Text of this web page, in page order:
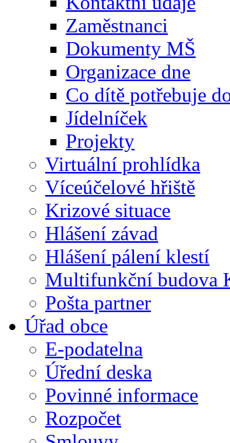
Zaměstnanci
Dokumenty MŠ
Organizace dne
Co dítě potřebuje
Jídelníček
Projekty
Virtuální prohlídka
Víceúčelové hřiště
Krizové situace
Hlášení závad
Hlášení pálení klestí
Multifunkční budova
Pošta partner
Úřad obce
E-podatelna
Úřední deska
Povinné informace
Rozpočet